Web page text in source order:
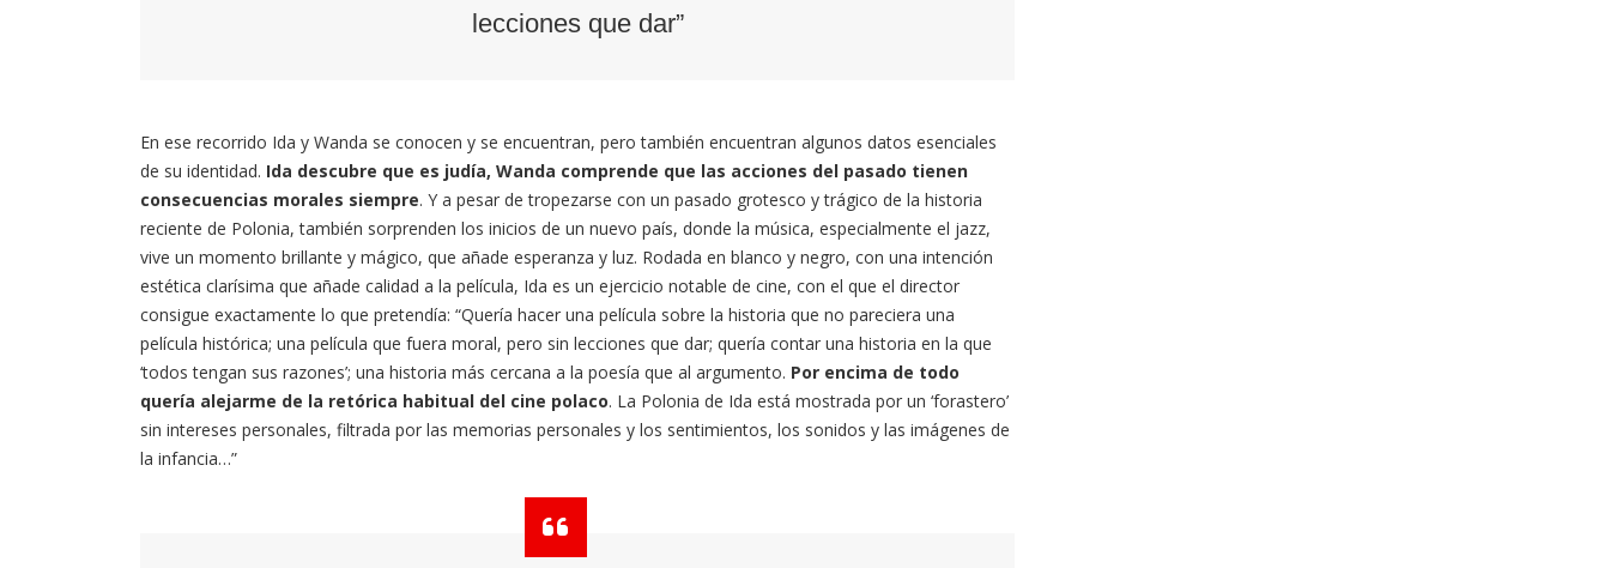
lecciones que dar”
En ese recorrido Ida y Wanda se conocen y se encuentran, pero también encuentran algunos datos esenciales
de su identidad. Ida descubre que es judía, Wanda comprende que las acciones del pasado tienen
consecuencias morales siempre. Y a pesar de tropezarse con un pasado grotesco y trágico de la historia
reciente de Polonia, también sorprenden los inicios de un nuevo país, donde la música, especialmente el jazz,
vive un momento brillante y mágico, que añade esperanza y luz. Rodada en blanco y negro, con una intención
estética clarísima que añade calidad a la película, Ida es un ejercicio notable de cine, con el que el director
consigue exactamente lo que pretendía: “Quería hacer una película sobre la historia que no pareciera una
película histórica; una película que fuera moral, pero sin lecciones que dar; quería contar una historia en la que
‘todos tengan sus razones’; una historia más cercana a la poesía que al argumento. Por encima de todo
quería alejarme de la retórica habitual del cine polaco. La Polonia de Ida está mostrada por un ‘forastero’
sin intereses personales, filtrada por las memorias personales y los sentimientos, los sonidos y las imágenes de
la infancia…”